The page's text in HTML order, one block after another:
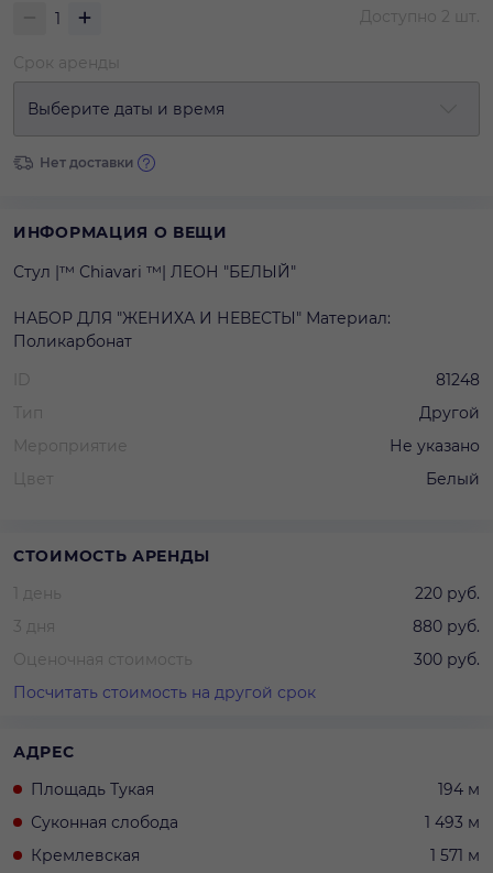
Доступно 2 шт.
Срок аренды
Выберите даты и время
Нет доставки
ИНФОРМАЦИЯ О ВЕЩИ
Стул |™ Сhiavari ™| ЛЕОН "БЕЛЫЙ"
НАБОР ДЛЯ "ЖЕНИХА И НЕВЕСТЫ" Материал:
Поликарбонат
ID
81248
Тип
Другой
Мероприятие
Не указано
Цвет
Белый
СТОИМОСТЬ АРЕНДЫ
1 день
220 руб.
3 дня
880 руб.
Оценочная стоимость
300 руб.
Посчитать стоимость на другой срок
АДРЕС
Площадь Тукая
194 м
Суконная слобода
1 493 м
Кремлевская
1 571 м